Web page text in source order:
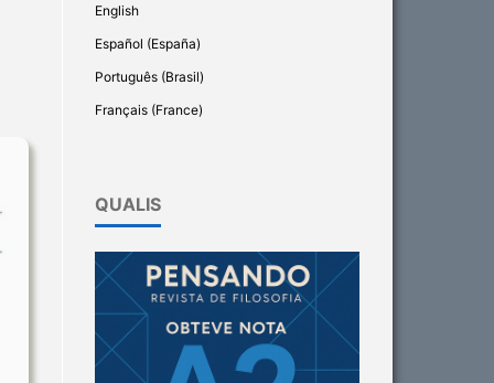
English
Español (España)
Português (Brasil)
Français (France)
QUALIS